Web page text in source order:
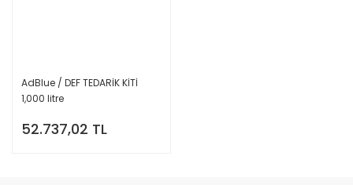
AdBlue / DEF TEDARİK KİTİ
1,000 litre
52.737,02 TL